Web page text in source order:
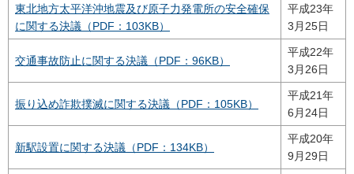
東北地方太平洋沖地震及び原子力発電所の安全確保
に関する決議（PDF：103KB）
平成23年
3月25日
交通事故防止に関する決議（PDF：96KB）
平成22年
3月26日
振り込め詐欺撲滅に関する決議（PDF：105KB）
平成21年
6月24日
新駅設置に関する決議（PDF：134KB）
平成20年
9月29日